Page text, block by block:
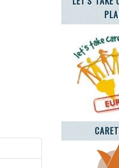
AGÊNCIA JOVEM NOTÍCIAS